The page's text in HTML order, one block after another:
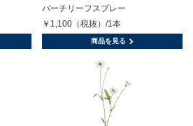
バーチリーフスプレー
￥1,100（税抜）/1本
商品を見る